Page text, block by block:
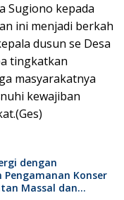
Sugiono kepada
ini menjadi berkah
dusun se Desa
tingkatkan
masyarakatnya
kewajiban
dengan
Konser
Massal dan